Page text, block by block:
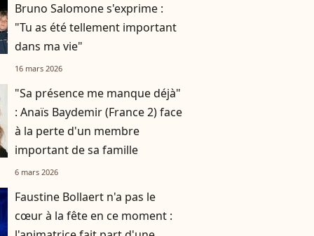
Bruno Salomone s'exprime :
"Tu as été tellement important
dans ma vie"
16 mars 2026
"Sa présence me manque déjà"
: Anaïs Baydemir (France 2) face
à la perte d'un membre
important de sa famille
6 mars 2026
Faustine Bollaert n'a pas le
cœur à la fête en ce moment :